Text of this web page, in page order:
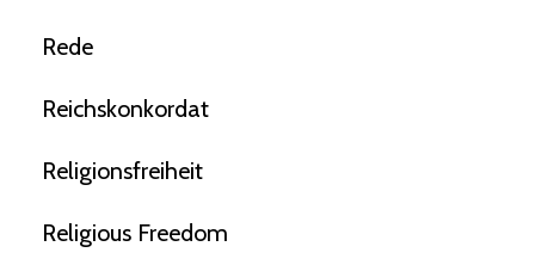
Rede
Reichskonkordat
Religionsfreiheit
Religious Freedom